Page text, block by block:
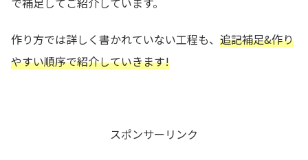
作り方では詳しく書かれていない工程も、 追記補足&作り
やすい順序で紹介していきます!
スポンサーリンク